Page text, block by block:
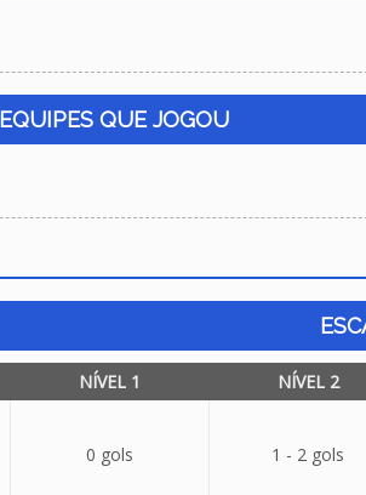
EQUIPES QUE JOGOU
NÍVEL 1 NÍVEL 2
0 gols 1 - 2 gols